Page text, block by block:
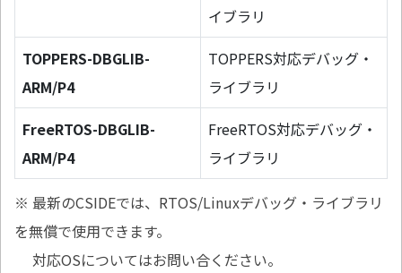
イブラリ
TOPPERS-DBGLIB-
ARM/P4
TOPPERS対応デバッグ・
ライブラリ
FreeRTOS-DBGLIB-
ARM/P4
FreeRTOS対応デバッグ・
ライブラリ
※ 最新のCSIDEでは、RTOS/Linuxデバッグ・ライブラリ
を無償で使用できます。
対応OSについてはお問い合ください。